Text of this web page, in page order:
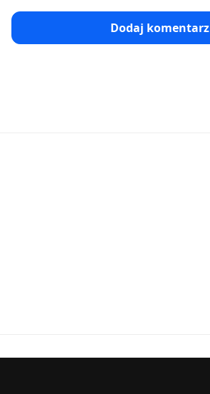
Dodaj komentarz